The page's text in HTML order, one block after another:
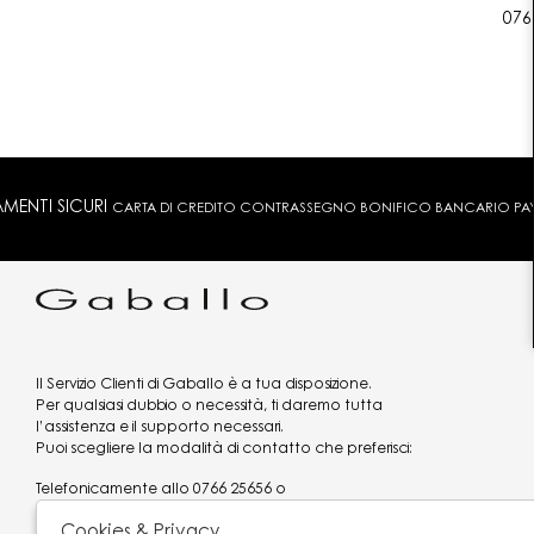
SICURI CARTA DI CREDITO CONTRASSEGNO BONIFICO BANCARIO
Il Servizio Clienti di Gaballo è a tua disposizione.
Per qualsiasi dubbio o necessità, ti daremo tutta
l’assistenza e il supporto necessari.
Puoi scegliere la modalità di contatto che preferisci:
Telefonicamente allo 0766 25656 o